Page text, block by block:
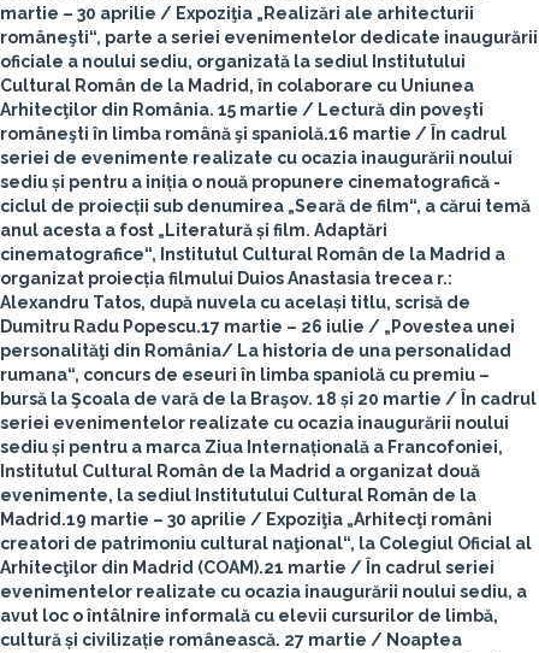
martie – 30 aprilie / Expoziţia „Realizări ale arhitecturii
româneşti“, parte a seriei evenimentelor dedicate inaugurării
oficiale a noului sediu, organizată la sediul Institutului
Cultural Român de la Madrid, în colaborare cu Uniunea
Arhitecţilor din România. 15 martie / Lectură din poveşti
româneşti în limba română şi spaniolă.16 martie / În cadrul
seriei de evenimente realizate cu ocazia inaugurării noului
sediu și pentru a iniția o nouă propunere cinematografică -
ciclul de proiecții sub denumirea „Seară de film“, a cărui temă
anul acesta a fost „Literatură și film. Adaptări
cinematografice“, Institutul Cultural Român de la Madrid a
organizat proiecția filmului Duios Anastasia trecea r.:
Alexandru Tatos, după nuvela cu același titlu, scrisă de
Dumitru Radu Popescu.17 martie – 26 iulie / „Povestea unei
personalităţi din România/ La historia de una personalidad
rumana“, concurs de eseuri în limba spaniolă cu premiu –
bursă la Şcoala de vară de la Braşov. 18 și 20 martie / În cadrul
seriei evenimentelor realizate cu ocazia inaugurării noului
sediu și pentru a marca Ziua Internațională a Francofoniei,
Institutul Cultural Român de la Madrid a organizat două
evenimente, la sediul Institutului Cultural Român de la
Madrid.19 martie – 30 aprilie / Expoziţia „Arhitecţi români
creatori de patrimoniu cultural naţional“, la Colegiul Oficial al
Arhitecţilor din Madrid (COAM).21 martie / În cadrul seriei
evenimentelor realizate cu ocazia inaugurării noului sediu, a
avut loc o întâlnire informală cu elevii cursurilor de limbă,
cultură și civilizație românească. 27 martie / Noaptea